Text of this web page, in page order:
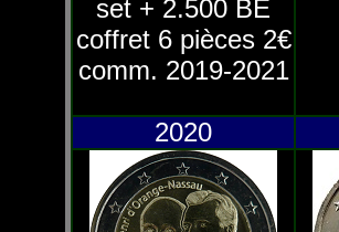
set + 2.500 BE
coffret 6 pièces 2€
comm. 2019-2021
2020